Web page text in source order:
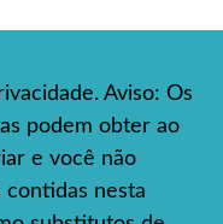
Aviso: Os
podem obter ao
e você não
nesta